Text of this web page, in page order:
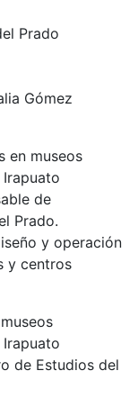
Prado
Gómez
en museos
de
Prado.
y operación
y centros
de Estudios del